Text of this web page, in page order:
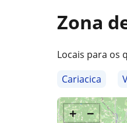
Zona
Locais para os
Cariacica
+ −